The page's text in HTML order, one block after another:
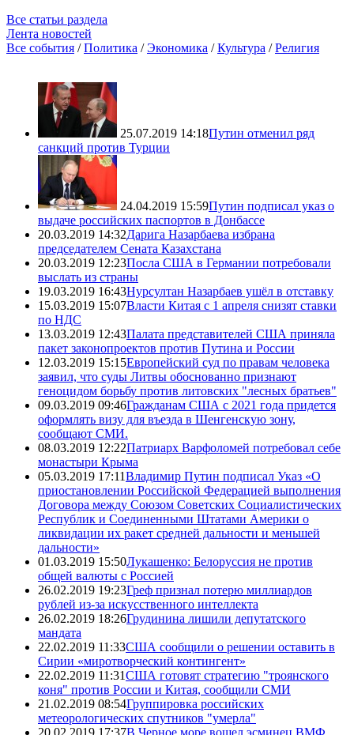
Все статьи раздела
Лента новостей
Все события /Политика /Экономика /Культура /Религия
25.07.2019 14:18Путин отменил ряд
санкций против Турции
24.04.2019 15:59Путин подписал указ о
выдаче российских паспортов в Донбассе
20.03.2019 14:32Дарига Назарбаева избрана
председателем Сената Казахстана
20.03.2019 12:23Посла США в Германии потребовали
выслать из страны
19.03.2019 16:43Нурсултан Назарбаев ушёл в отставку
15.03.2019 15:07Власти Китая с 1 апреля снизят ставки
по НДС
13.03.2019 12:43Палата представителей США приняла
пакет законопроектов против Путина и России
12.03.2019 15:15Европейский суд по правам человека
заявил, что суды Литвы обоснованно признают
геноцидом борьбу против литовских "лесных братьев"
09.03.2019 09:46Гражданам США с 2021 года придется
оформлять визу для въезда в Шенгенскую зону,
сообщают СМИ.
08.03.2019 12:22Патриарх Варфоломей потребовал себе
монастыри Крыма
05.03.2019 17:11Владимир Путин подписал Указ «О
приостановлении Российской Федерацией выполнения
Договора между Союзом Советских Социалистических
Республик и Соединенными Штатами Америки о
ликвидации их ракет средней дальности и меньшей
дальности»
01.03.2019 15:50Лукашенко: Белоруссия не против
общей валюты с Россией
26.02.2019 19:23Греф признал потерю миллиардов
рублей из-за искусственного интеллекта
26.02.2019 18:26Грудинина лишили депутатского
мандата
22.02.2019 11:33США сообщили о решении оставить в
Сирии «миротворческий контингент»
22.02.2019 11:31США готовят стратегию "троянского
коня" против России и Китая, сообщили СМИ
21.02.2019 08:54Группировка российских
метеорологических спутников "умерла"
20.02.2019 17:37В Черное море вошел эсминец ВМФ